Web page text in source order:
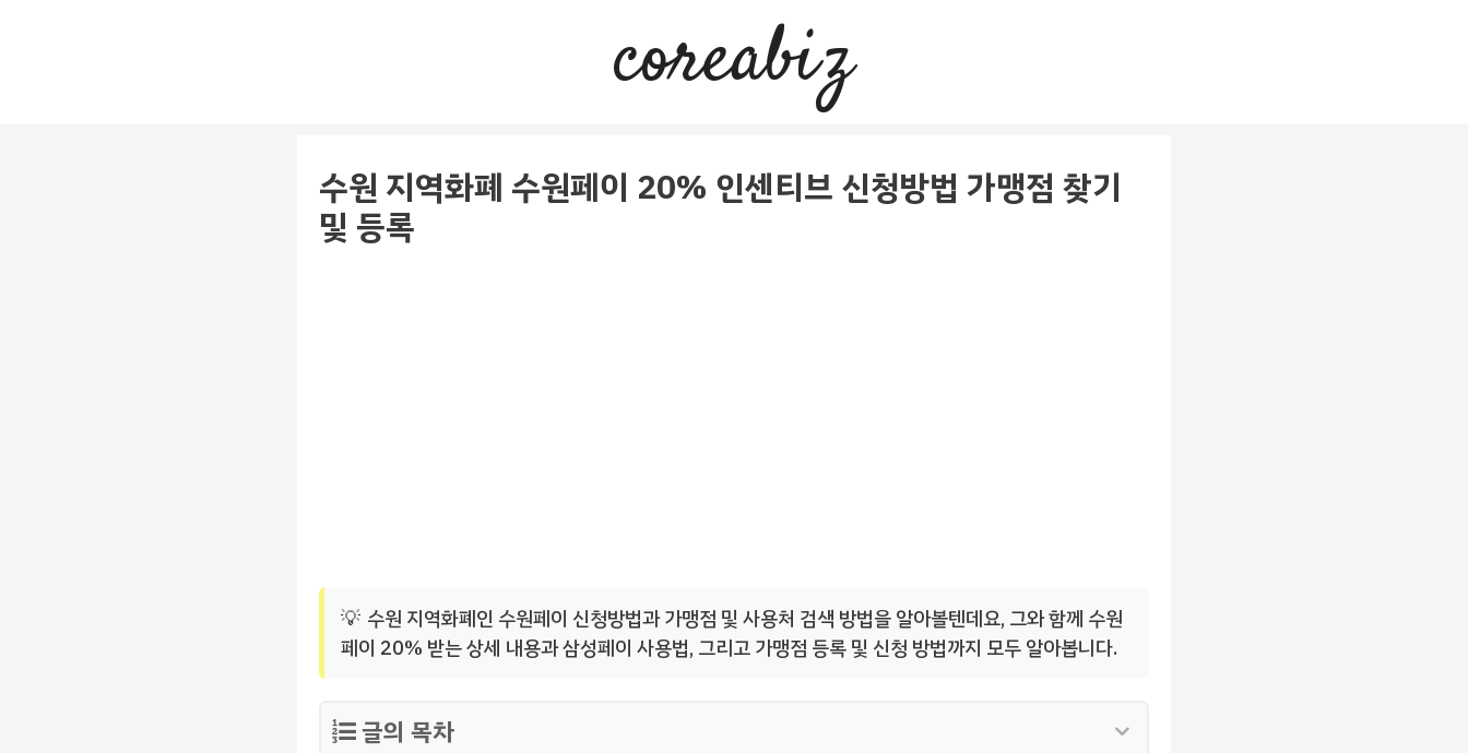
coreabiz
수원 지역화폐 수원페이 20% 인센티브 신청방법 가맹점 찾기
및 등록
수원 지역화폐인 수원페이 신청방법과 가맹점 및 사용처 검색 방법을 알아볼텐데요, 그와 함께 수원
페이 20% 받는 상세 내용과 삼성페이 사용법, 그리고 가맹점 등록 및 신청 방법까지 모두 알아봅니다.
글의 목차